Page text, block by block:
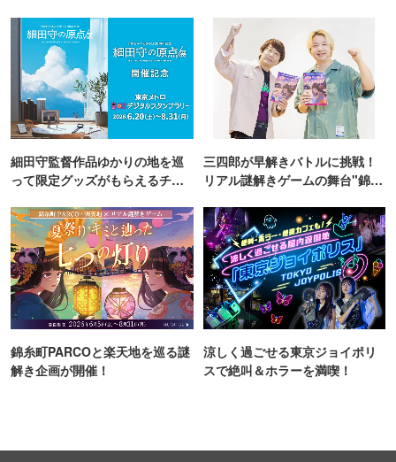
細田守監督作品ゆかりの地を巡
って限定グッズがもらえるチャ
三四郎が早解きバトルに挑戦！
リアル謎解きゲームの舞台"錦糸
錦糸町PARCOと楽天地を巡る謎
解き企画が開催！
涼しく過ごせる東京ジョイポリ
スで絶叫＆ホラーを満喫！